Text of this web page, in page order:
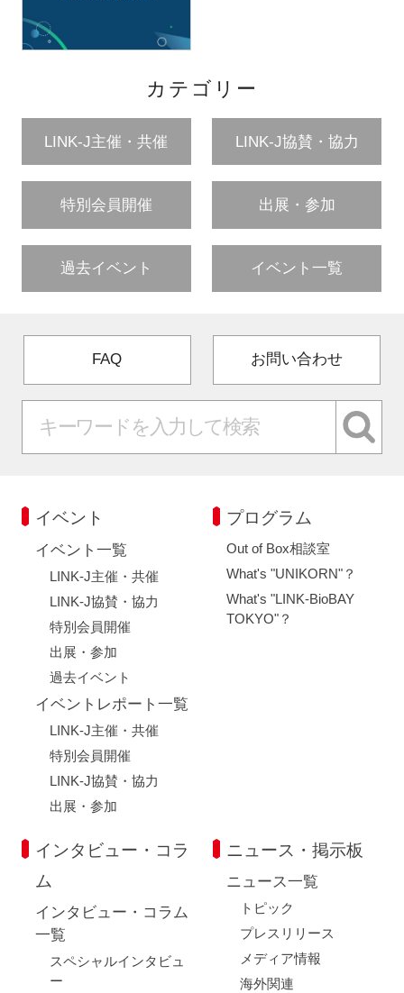
カテゴリー
LINK-J主催・共催 LINK-J協賛・協力
特別会員開催 出展・参加
過去イベント イベント一覧
FAQ お問い合わせ
イベント
イベント一覧
LINK-J主催・共催
LINK-J協賛・協力
特別会員開催
出展・参加
過去イベント
イベントレポート一覧
LINK-J主催・共催
特別会員開催
LINK-J協賛・協力
出展・参加
プログラム
Out of Box相談室
What's "UNIKORN"？
What's "LINK-BioBAY
TOKYO"？
インタビュー・コラ
ム
インタビュー・コラム
一覧
スペシャルインタビュ
ー
ニュース・掲示板
ニュース一覧
トピック
プレスリリース
メディア情報
海外関連